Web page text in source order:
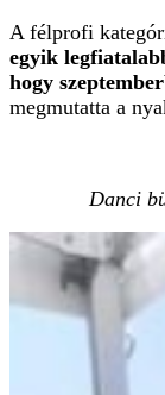
A félprofi
egyik
hogy
megmutatta a
Danci